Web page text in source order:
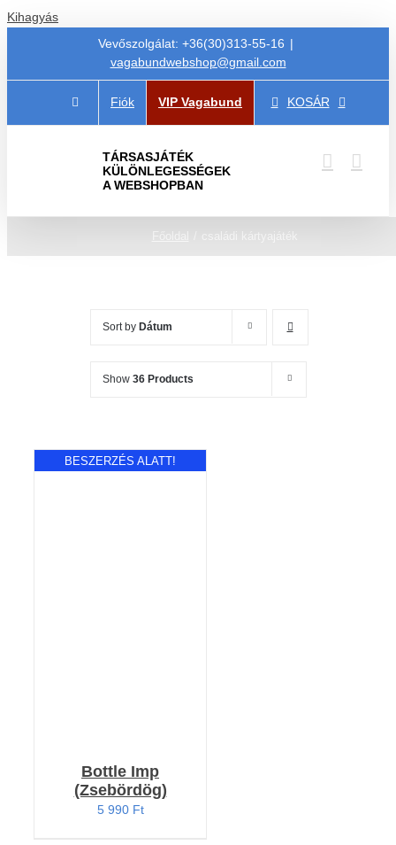
Kihagyás
Vevőszolgálat: +36(30)313-55-16 |
vagabundwebshop@gmail.com
Fiók VIP Vagabund KOSÁR
TÁRSASJÁTÉK
KÜLÖNLEGESSÉGEK
A WEBSHOPBAN
Főoldal családi kártyajáték
Sort by Dátum
Show 36 Products
BESZERZÉS ALATT!
Bottle Imp
(Zsebördög)
5 990 Ft